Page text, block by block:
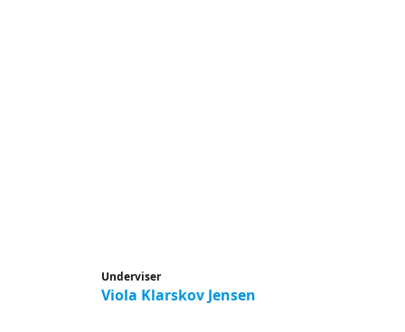
Underviser
Viola Klarskov Jensen